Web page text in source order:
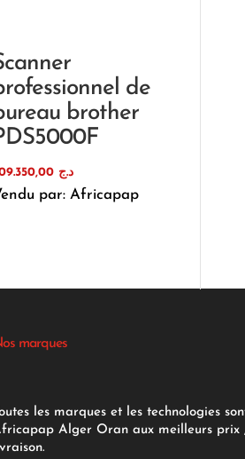
de
brother
د.ج
par: Africapap
marques
les marques et les technologies
Alger Oran aux meilleurs prix